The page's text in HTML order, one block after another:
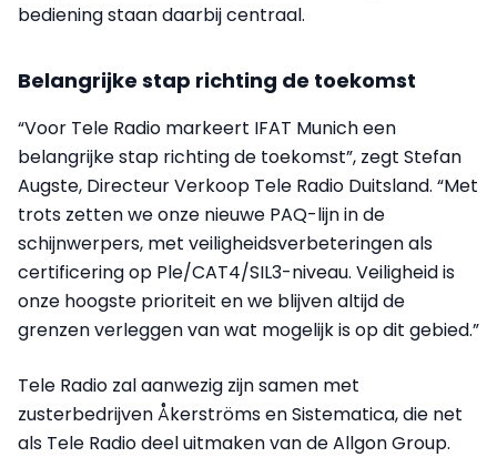
bediening staan daarbij centraal.
Belangrijke stap richting de toekomst
“Voor Tele Radio markeert IFAT Munich een
belangrijke stap richting de toekomst”, zegt Stefan
Augste, Directeur Verkoop Tele Radio Duitsland. “Met
trots zetten we onze nieuwe PAQ-lijn in de
schijnwerpers, met veiligheidsverbeteringen als
certificering op Ple/CAT4/SIL3-niveau. Veiligheid is
onze hoogste prioriteit en we blijven altijd de
grenzen verleggen van wat mogelijk is op dit gebied.”
Tele Radio zal aanwezig zijn samen met
zusterbedrijven Åkerströms en Sistematica, die net
als Tele Radio deel uitmaken van de Allgon Group.